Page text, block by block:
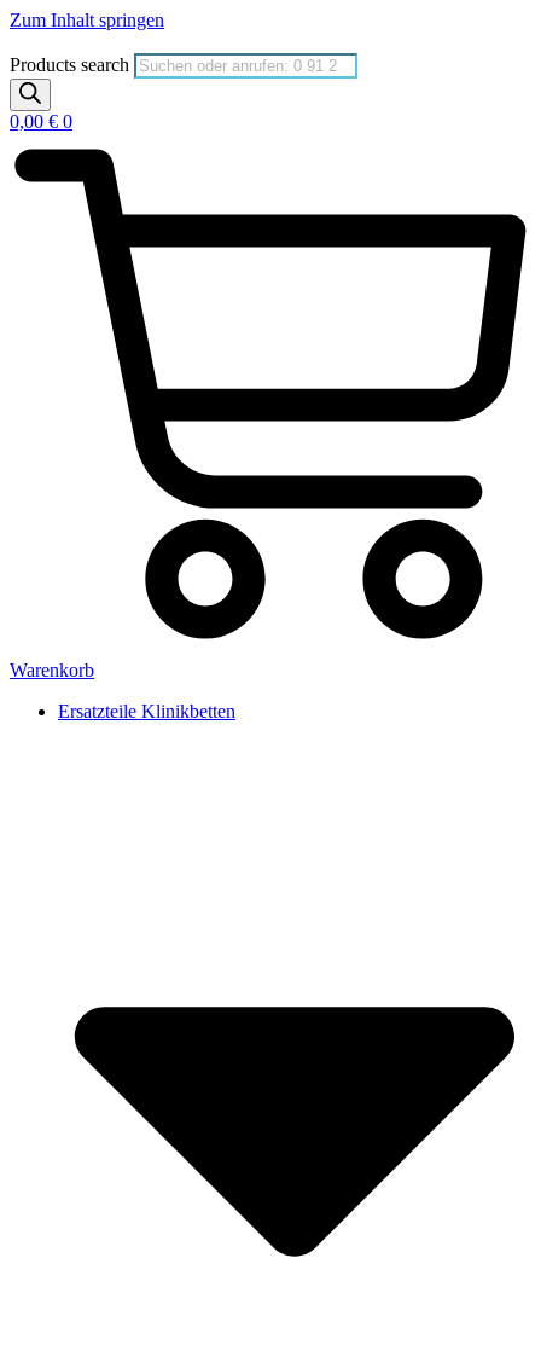
Zum Inhalt springen
Products search
0,00 € 0
Warenkorb
Ersatzteile Klinikbetten